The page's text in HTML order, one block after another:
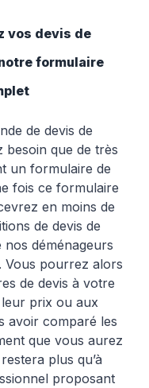
vos devis de
formulaire
de devis de
besoin que de très
un formulaire de
fois ce formulaire
en moins de
de devis de
nos déménageurs
Vous pourrez alors
de devis à votre
prix ou aux
avoir comparé les
que vous aurez
plus qu’à
proposant